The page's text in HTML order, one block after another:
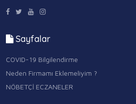
Sayfalar
COVID-19 Bilgilendirme
Neden Firmamı Eklemeliyim ?
NÖBETÇİ ECZANELER